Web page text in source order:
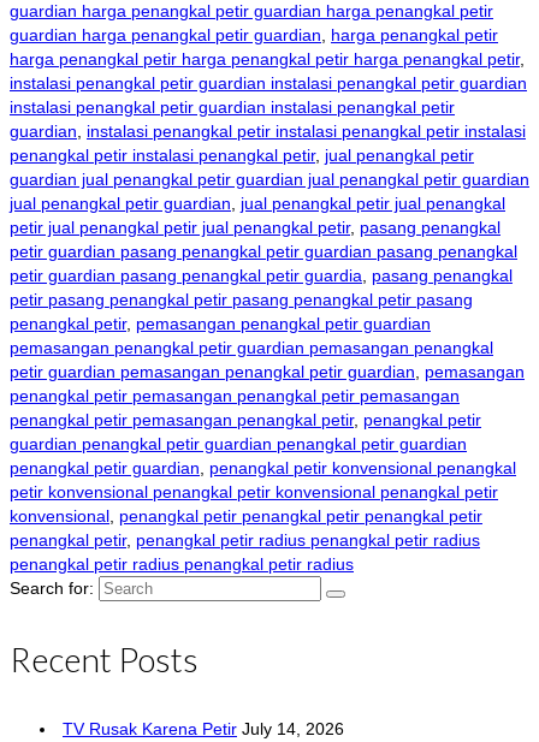
guardian harga penangkal petir guardian harga penangkal petir
guardian harga penangkal petir guardian
harga penangkal petir
harga penangkal petir harga penangkal petir harga penangkal petir,
instalasi penangkal petir guardian instalasi penangkal petir guardian
instalasi penangkal petir guardian instalasi penangkal petir
guardian
instalasi penangkal petir instalasi penangkal petir instalasi
penangkal petir instalasi penangkal petir, jual penangkal petir
guardian jual penangkal petir guardian jual penangkal petir guardian
jual penangkal petir guardian
jual penangkal petir jual penangkal
petir jual penangkal petir jual penangkal petir, pasang penangkal
petir guardian pasang penangkal petir guardian pasang penangkal
petir guardian pasang penangkal petir guardia
pasang penangkal
petir pasang penangkal petir pasang penangkal petir pasang
penangkal petir, pemasangan penangkal petir guardian
pemasangan penangkal petir guardian pemasangan penangkal
petir guardian pemasangan penangkal petir guardian
pemasangan
penangkal petir pemasangan penangkal petir pemasangan
penangkal petir pemasangan penangkal petir, penangkal petir
guardian penangkal petir guardian penangkal petir guardian
penangkal petir guardian
penangkal petir konvensional penangkal
petir konvensional penangkal petir konvensional penangkal petir
konvensional penangkal petir penangkal petir penangkal petir
penangkal petir, penangkal petir radius penangkal petir radius
penangkal petir radius penangkal petir radius
Search for:
Recent Posts
TV Rusak Karena Petir July 14, 2026